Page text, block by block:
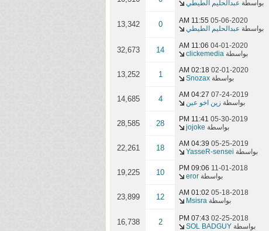
بواسطة عبدالحليم الطيطي
05-06-2020
11:55 AM
بواسطة عبدالحليم الطيطي 0
13,342
04-01-2020
11:06 AM
بواسطة clickemedia
14
32,673
02-01-2020
02:18 AM
بواسطة Snozax
1
13,252
07-24-2019
04:27 AM
بواسطة زين اخو عين 4
14,685
05-30-2019
11:41 PM
بواسطة jojoke
28
28,585
05-25-2019
04:39 AM
بواسطة YasseR-sensei
18
22,261
11-01-2018
09:06 PM
بواسطة eror
10
19,225
05-18-2018
01:02 AM
بواسطة Msisra
12
23,899
02-25-2018
07:43 PM
بواسطة SOL BADGUY
2
16,738